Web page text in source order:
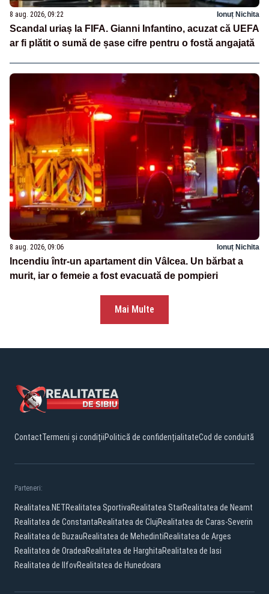
8 aug. 2026, 09:22 Ionuț Nichita
Scandal uriaș la FIFA. Gianni Infantino, acuzat că UEFA
ar fi plătit o sumă de șase cifre pentru o fostă angajată
8 aug. 2026, 09:06 Ionuț Nichita
Incendiu într-un apartament din Vâlcea. Un bărbat a
murit, iar o femeie a fost evacuată de pompieri
Mai Multe
ContactTermeni și condițiiPolitică de confidențialitateCod de conduită
Parteneri:
Realitatea.NETRealitatea SportivaRealitatea StarRealitatea de Neamt
Realitatea de ConstantaRealitatea de ClujRealitatea de Caras-Severin
Realitatea de BuzauRealitatea de MehedintiRealitatea de Arges
Realitatea de OradeaRealitatea de HarghitaRealitatea de Iasi
Realitatea de IlfovRealitatea de Hunedoara